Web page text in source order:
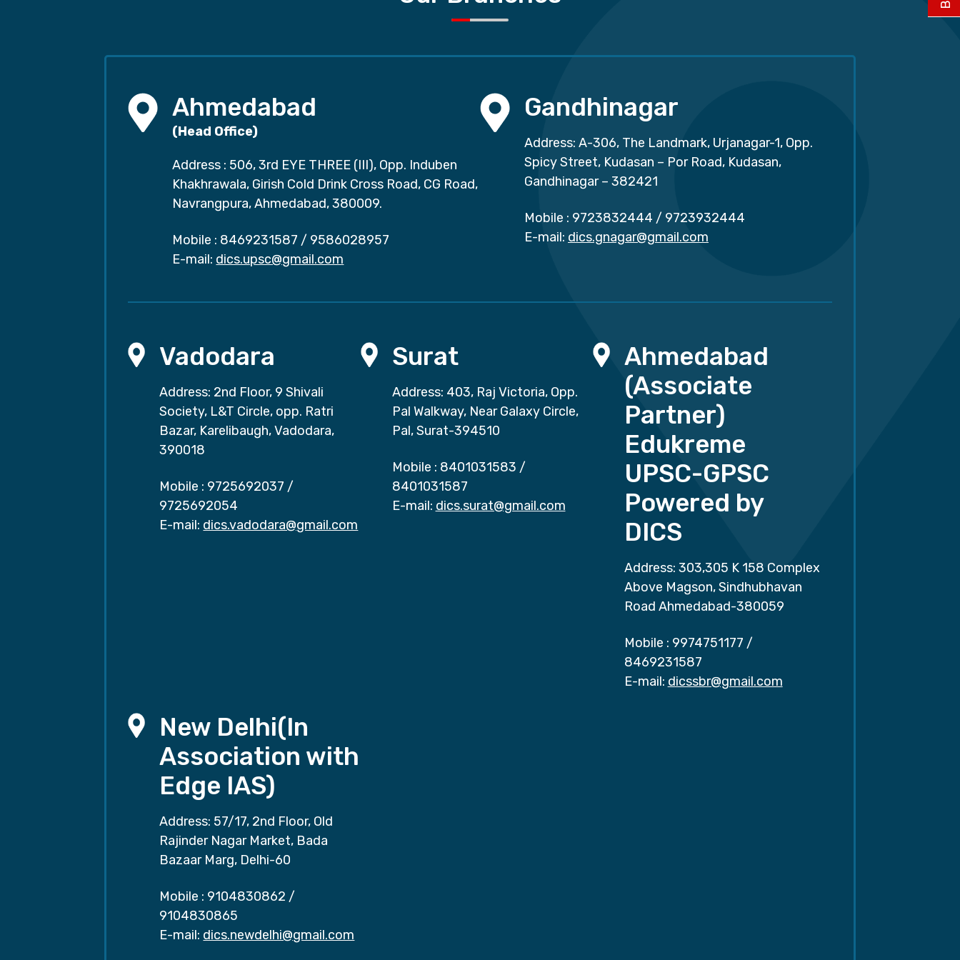
Ahmedabad
(Head Office)
Address : 506, 3rd EYE THREE (III), Opp. Induben
Khakhrawala, Girish Cold Drink Cross Road, CG Road,
Navrangpura, Ahmedabad, 380009.
Mobile : 8469231587 / 9586028957
E-mail: dics.upsc@gmail.com
Gandhinagar
Address: A-306, The Landmark, Urjanagar-1, Opp.
Spicy Street, Kudasan – Por Road, Kudasan,
Gandhinagar – 382421
Mobile : 9723832444 / 9723932444
E-mail: dics.gnagar@gmail.com
Vadodara
Address: 2nd Floor, 9 Shivali
Society, L&T Circle, opp. Ratri
Bazar, Karelibaugh, Vadodara,
390018
Mobile : 9725692037 /
9725692054
E-mail: dics.vadodara@gmail.com
Surat
Address: 403, Raj Victoria, Opp.
Pal Walkway, Near Galaxy Circle,
Pal, Surat-394510
Mobile : 8401031583 /
8401031587
E-mail: dics.surat@gmail.com
Ahmedabad
(Associate
Partner)
Edukreme
UPSC-GPSC
Powered by
DICS
Address: 303,305 K 158 Complex
Above Magson, Sindhubhavan
Road Ahmedabad-380059
Mobile : 9974751177 /
8469231587
E-mail: dicssbr@gmail.com
New Delhi(In
Association with
Edge IAS)
Address: 57/17, 2nd Floor, Old
Rajinder Nagar Market, Bada
Bazaar Marg, Delhi-60
Mobile : 9104830862 /
9104830865
E-mail: dics.newdelhi@gmail.com